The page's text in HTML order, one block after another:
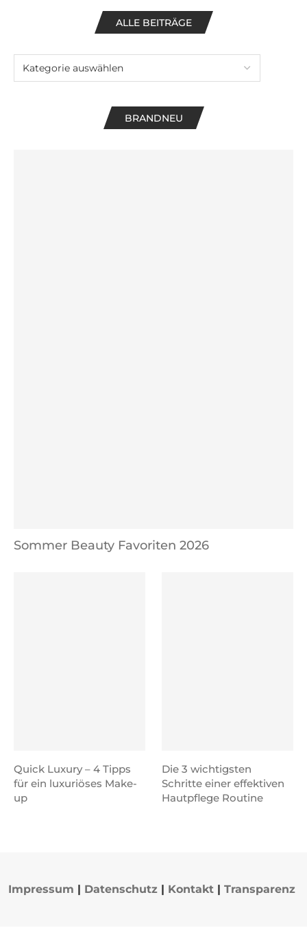
ALLE BEITRÄGE
BRANDNEU
Sommer Beauty Favoriten 2026
Quick Luxury – 4 Tipps
für ein luxuriöses Make-
up
Die 3 wichtigsten
Schritte einer effektiven
Hautpflege Routine
Impressum | Datenschutz | Kontakt | Transparenz